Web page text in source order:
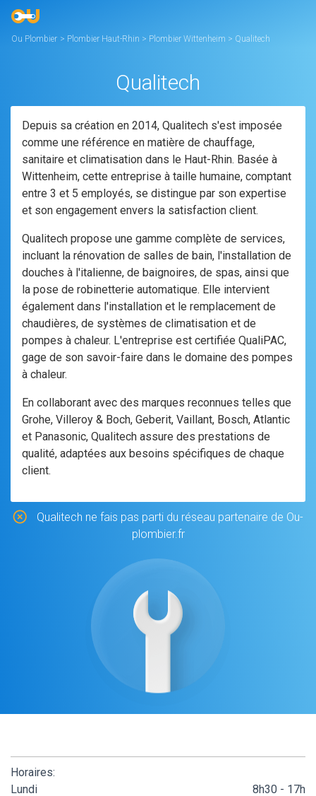
Ou Plombier > Plombier Haut-Rhin > Plombier Wittenheim > Qualitech
Qualitech
Depuis sa création en 2014, Qualitech s'est imposée
comme une référence en matière de chauffage,
sanitaire et climatisation dans le Haut-Rhin. Basée à
Wittenheim, cette entreprise à taille humaine, comptant
entre 3 et 5 employés, se distingue par son expertise
et son engagement envers la satisfaction client.
Qualitech propose une gamme complète de services,
incluant la rénovation de salles de bain, l'installation de
douches à l'italienne, de baignoires, de spas, ainsi que
la pose de robinetterie automatique. Elle intervient
également dans l'installation et le remplacement de
chaudières, de systèmes de climatisation et de
pompes à chaleur. L'entreprise est certifiée QualiPAC,
gage de son savoir-faire dans le domaine des pompes
à chaleur.
En collaborant avec des marques reconnues telles que
Grohe, Villeroy & Boch, Geberit, Vaillant, Bosch, Atlantic
et Panasonic, Qualitech assure des prestations de
qualité, adaptées aux besoins spécifiques de chaque
client.
Qualitech ne fais pas parti du réseau partenaire de Ou-
plombier.fr
Horaires:
Lundi
8h30 - 17h